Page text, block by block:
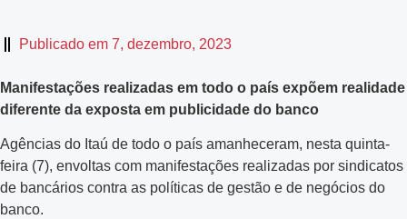
Publicado em 7, dezembro, 2023
Manifestações realizadas em todo o país expõem realidade
diferente da exposta em publicidade do banco
Agências do Itaú de todo o país amanheceram, nesta quinta-
feira (7), envoltas com manifestações realizadas por sindicatos
de bancários contra as políticas de gestão e de negócios do
banco.